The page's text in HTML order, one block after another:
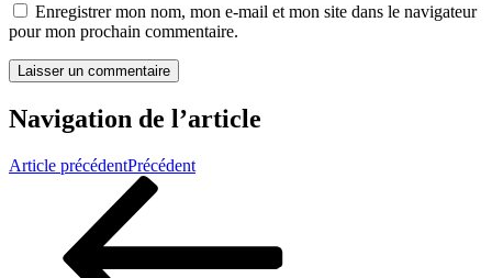
Enregistrer mon nom, mon e-mail et mon site dans le navigateur
pour mon prochain commentaire.
Navigation de l’article
Article précédentPrécédent